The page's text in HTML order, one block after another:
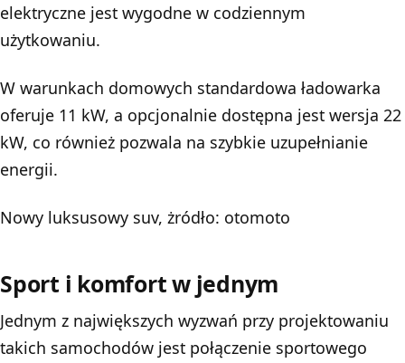
elektryczne jest wygodne w codziennym
użytkowaniu.
W warunkach domowych standardowa ładowarka
oferuje 11 kW, a opcjonalnie dostępna jest wersja 22
kW, co również pozwala na szybkie uzupełnianie
energii.
Nowy luksusowy suv, żródło: otomoto
Sport i komfort w jednym
Jednym z największych wyzwań przy projektowaniu
takich samochodów jest połączenie sportowego